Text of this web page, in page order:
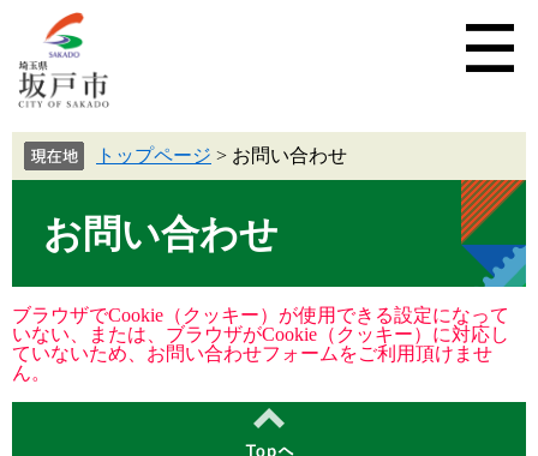
トップページ > お問い合わせ
お問い合わせ
ブラウザでCookie（クッキー）が使用できる設定になって
いない、または、ブラウザがCookie（クッキー）に対応し
ていないため、お問い合わせフォームをご利用頂けませ
ん。